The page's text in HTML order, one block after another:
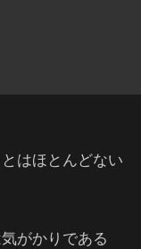
はほとんどない
がかりである